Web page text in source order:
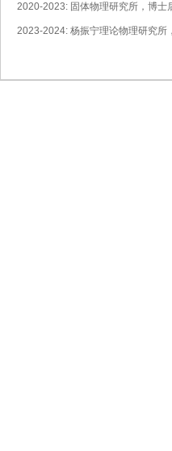
2020-2023: 固体物理研究所，博士
2023-2024: 杨振宁理论物理研究所